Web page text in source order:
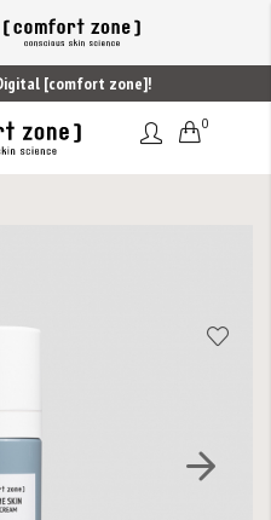
[comfort zone]!
0